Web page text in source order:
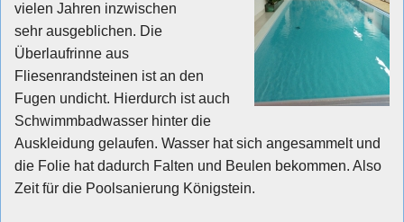
vielen Jahren inzwischen
sehr ausgeblichen. Die
Überlaufrinne aus
Fliesenrandsteinen ist an den
Fugen undicht. Hierdurch ist auch
Schwimmbadwasser hinter die
Auskleidung gelaufen. Wasser hat sich angesammelt und
die Folie hat dadurch Falten und Beulen bekommen. Also
Zeit für die Poolsanierung Königstein.